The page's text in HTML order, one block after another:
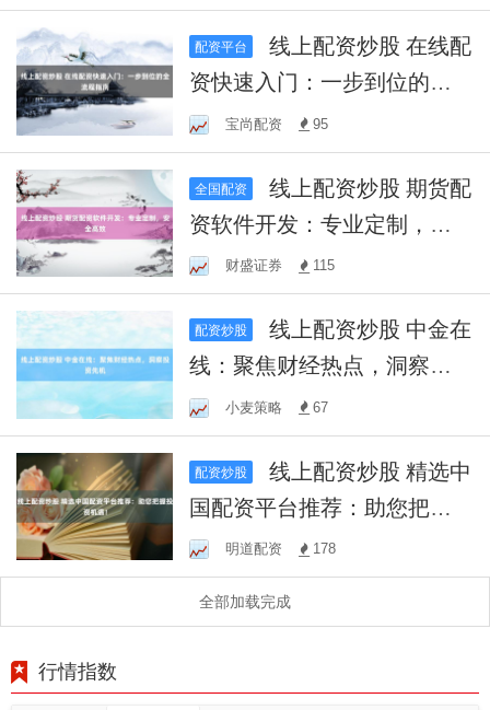
配资平台
线上配资炒股 在线配
资快速入门：一步到位的全
流程指南
宝尚配资 95
全国配资
线上配资炒股 期货配
资软件开发：专业定制，安
全高效财盛证券 115
配资炒股
线上配资炒股 中金在
线：聚焦财经热点，洞察投
资先机小麦策略 67
配资炒股
线上配资炒股 精选中
国配资平台推荐：助您把握
投资机遇！
明道配资 178
全部加载完成
行情指数